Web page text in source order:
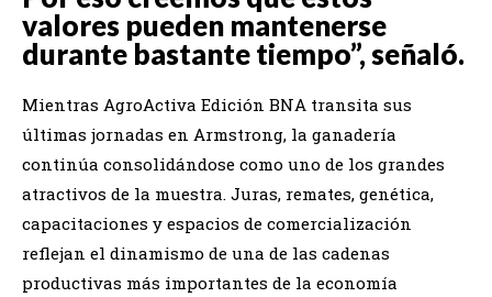
valores pueden mantenerse
durante bastante tiempo”, señaló.
Mientras AgroActiva Edición BNA transita sus
últimas jornadas en Armstrong, la ganadería
continúa consolidándose como uno de los grandes
atractivos de la muestra. Juras, remates, genética,
capacitaciones y espacios de comercialización
reflejan el dinamismo de una de las cadenas
productivas más importantes de la economía